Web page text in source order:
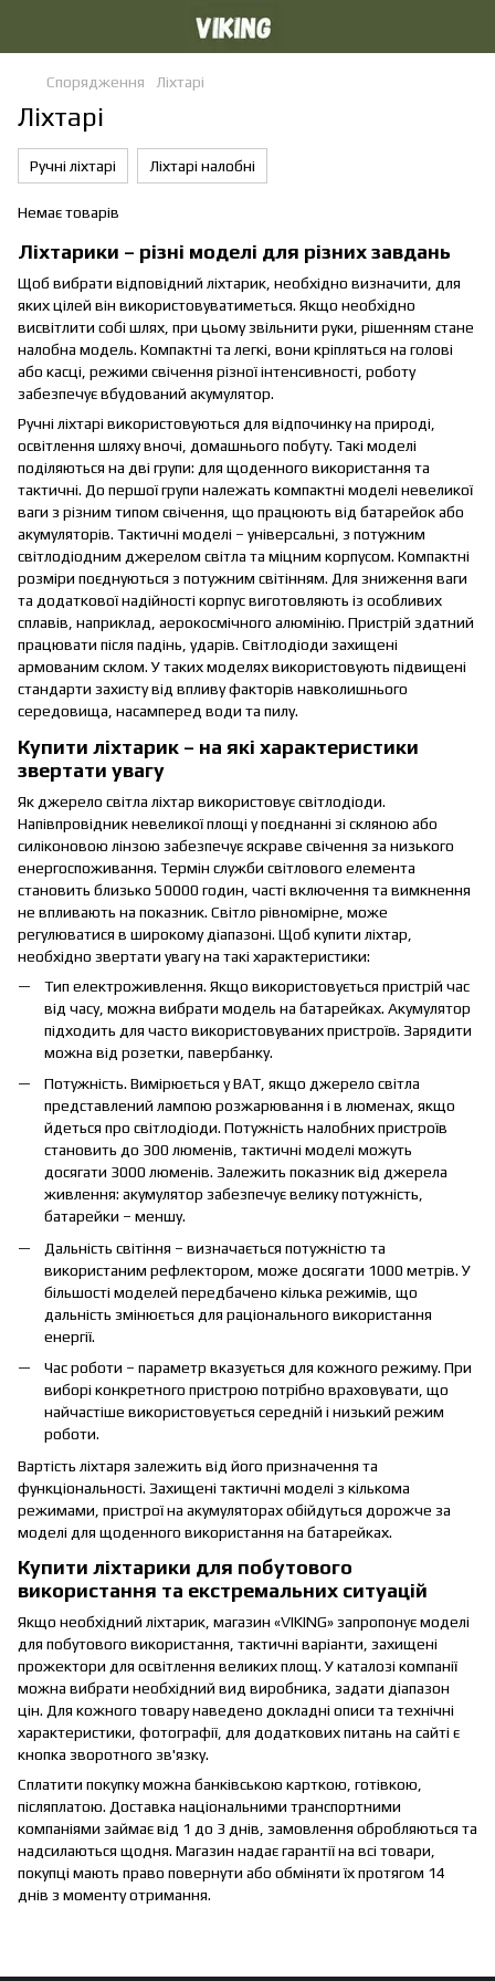
Спорядження Ліхтарі
Ліхтарики – різні моделі для різних завдань
Щоб вибрати відповідний ліхтарик, необхідно визначити, для
яких цілей він використовуватиметься. Якщо необхідно
висвітлити собі шлях, при цьому звільнити руки, рішенням стане
налобна модель. Компактні та легкі, вони кріпляться на голові
або касці, режими свічення різної інтенсивності, роботу
забезпечує вбудований акумулятор.
Ручні ліхтарі використовуються для відпочинку на природі,
освітлення шляху вночі, домашнього побуту. Такі моделі
поділяються на дві групи: для щоденного використання та
тактичні. До першої групи належать компактні моделі невеликої
ваги з різним типом свічення, що працюють від батарейок або
акумуляторів. Тактичні моделі – універсальні, з потужним
світлодіодним джерелом світла та міцним корпусом. Компактні
розміри поєднуються з потужним світінням. Для зниження ваги
та додаткової надійності корпус виготовляють із особливих
сплавів, наприклад, аерокосмічного алюмінію. Пристрій здатний
працювати після падінь, ударів. Світлодіоди захищені
армованим склом. У таких моделях використовують підвищені
стандарти захисту від впливу факторів навколишнього
середовища, насамперед води та пилу.
Купити ліхтарик – на які характеристики
звертати увагу
Як джерело світла ліхтар використовує світлодіоди.
Напівпровідник невеликої площі у поєднанні зі скляною або
силіконовою лінзою забезпечує яскраве свічення за низького
енергоспоживання. Термін служби світлового елемента
становить близько 50000 годин, часті включення та вимкнення
не впливають на показник. Світло рівномірне, може
регулюватися в широкому діапазоні. Щоб купити ліхтар,
необхідно звертати увагу на такі характеристики:
Тип електроживлення. Якщо використовується пристрій час
від часу, можна вибрати модель на батарейках. Акумулятор
підходить для часто використовуваних пристроїв. Зарядити
можна від розетки, павербанку.
Потужність. Вимірюється у ВАТ, якщо джерело світла
представлений лампою розжарювання і в люменах, якщо
йдеться про світлодіоди. Потужність налобних пристроїв
становить до 300 люменів, тактичні моделі можуть
досягати 3000 люменів. Залежить показник від джерела
живлення: акумулятор забезпечує велику потужність,
батарейки – меншу.
Дальність світіння – визначається потужністю та
використаним рефлектором, може досягати 1000 метрів. У
більшості моделей передбачено кілька режимів, що
дальність змінюється для раціонального використання
енергії.
Час роботи – параметр вказується для кожного режиму. При
виборі конкретного пристрою потрібно враховувати, що
найчастіше використовується середній і низький режим
роботи.
Вартість ліхтаря залежить від його призначення та
функціональності. Захищені тактичні моделі з кількома
режимами, пристрої на акумуляторах обійдуться дорожче за
моделі для щоденного використання на батарейках.
Купити ліхтарики для побутового
використання та екстремальних ситуацій
Якщо необхідний ліхтарик, магазин «VIKING» запропонує моделі
для побутового використання, тактичні варіанти, захищені
прожектори для освітлення великих площ. У каталозі компанії
можна вибрати необхідний вид виробника, задати діапазон
цін. Для кожного товару наведено докладні описи та технічні
характеристики, фотографії, для додаткових питань на сайті є
кнопка зворотного зв'язку.
Сплатити покупку можна банківською карткою, готівкою,
післяплатою. Доставка національними транспортними
компаніями займає від 1 до 3 днів, замовлення обробляються та
надсилаються щодня. Магазин надає гарантії на всі товари,
покупці мають право повернути або обміняти їх протягом 14
днів з моменту отримання.
Ліхтарі
Ручні ліхтарі Ліхтарі налобні
Немає товарів